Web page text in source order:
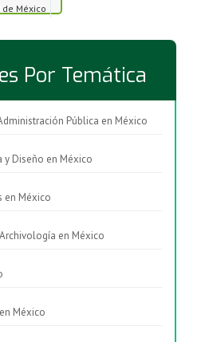
de México
Por Temática
Pública en México
y Diseño en México
en México
en México
México